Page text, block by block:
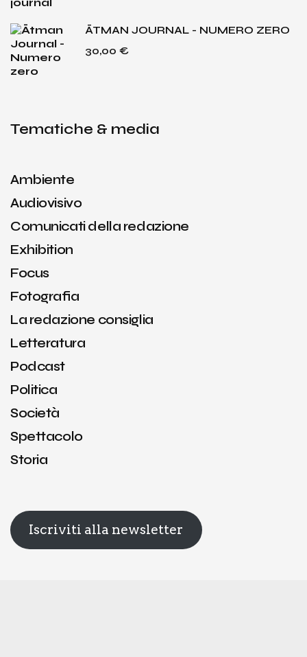
ĀTMAN JOURNAL - NUMERO ZERO
30,00 €
Tematiche & media
Ambiente
Audiovisivo
Comunicati della redazione
Exhibition
Focus
Fotografia
La redazione consiglia
Letteratura
Podcast
Politica
Società
Spettacolo
Storia
Iscriviti alla newsletter